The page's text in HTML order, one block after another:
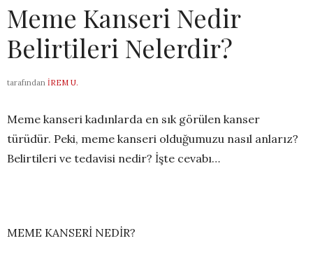
Meme Kanseri Nedir
Belirtileri Nelerdir?
tarafından İREM U.
Meme kanseri kadınlarda en sık görülen kanser
türüdür. Peki, meme kanseri olduğumuzu nasıl anlarız?
Belirtileri ve tedavisi nedir? İşte cevabı…
MEME KANSERİ NEDİR?